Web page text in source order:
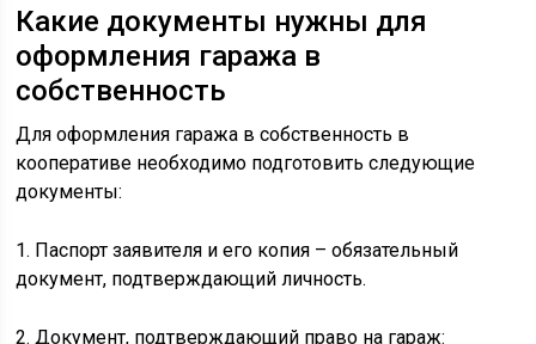
Какие документы нужны для
оформления гаража в
собственность
Для оформления гаража в собственность в
кооперативе необходимо подготовить следующие
документы:
1. Паспорт заявителя и его копия – обязательный
документ, подтверждающий личность.
2. Документ, подтверждающий право на гараж: